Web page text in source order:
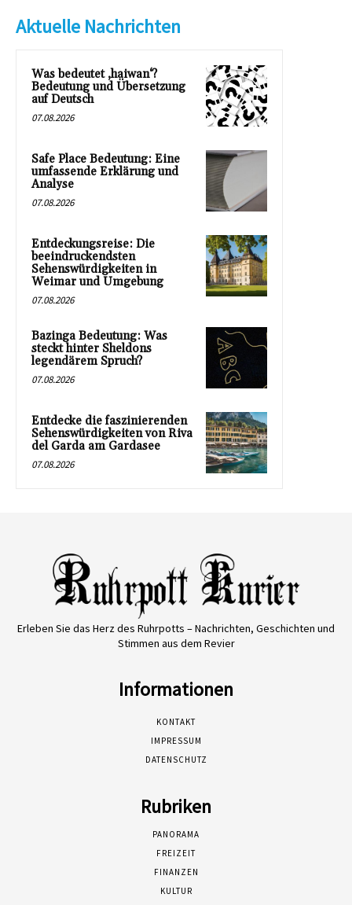
Aktuelle Nachrichten
Was bedeutet ‚haiwan‘?
Bedeutung und Übersetzung
auf Deutsch
07.08.2026
Safe Place Bedeutung: Eine
umfassende Erklärung und
Analyse
07.08.2026
Entdeckungsreise: Die
beeindruckendsten
Sehenswürdigkeiten in
Weimar und Umgebung
07.08.2026
Bazinga Bedeutung: Was
steckt hinter Sheldons
legendärem Spruch?
07.08.2026
Entdecke die faszinierenden
Sehenswürdigkeiten von Riva
del Garda am Gardasee
07.08.2026
Erleben Sie das Herz des Ruhrpotts – Nachrichten, Geschichten und
Stimmen aus dem Revier
Informationen
KONTAKT
IMPRESSUM
DATENSCHUTZ
Rubriken
PANORAMA
FREIZEIT
FINANZEN
KULTUR